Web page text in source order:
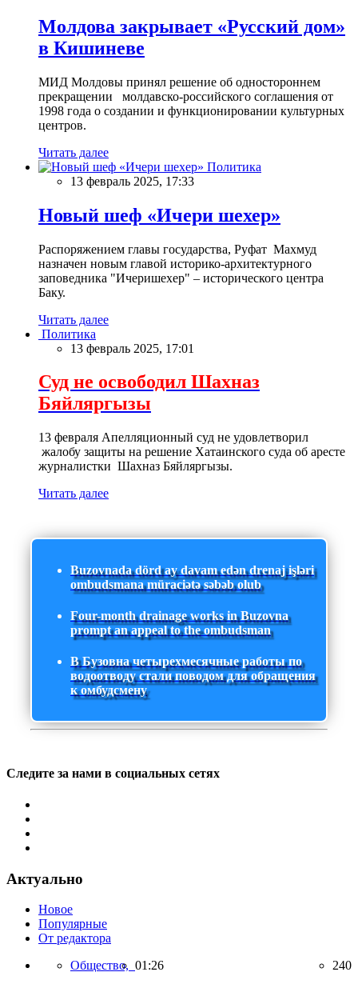
Молдова закрывает «Русский дом»
в Кишиневе
МИД Молдовы принял решение об одностороннем
прекращении молдавско-российского соглашения от
1998 года о создании и функционировании культурных
центров.
Читать далее
Политика
13 февраль 2025, 17:33
Новый шеф «Ичери шехер»
Распоряжением главы государства, Руфат Махмуд
назначен новым главой историко-архитектурного
заповедника "Ичеришехер" – исторического центра
Баку.
Читать далее
Политика
13 февраль 2025, 17:01
Суд не освободил Шахназ
Бяйляргызы
13 февраля Апелляционный суд не удовлетворил
жалобу защиты на решение Хатаинского суда об аресте
журналистки Шахназ Бяйляргызы.
Читать далее
Buzovnada dörd ay davam edən drenaj işləri
ombudsmana müraciətə səbəb olub
Four-month drainage works in Buzovna
prompt an appeal to the ombudsman
В Бузовна четырехмесячные работы по
водоотводу стали поводом для обращения
к омбудсмену
Следите за нами в социальных сетях
Актуально
Новое
Популярные
От редактора
Общество, 01:26 240